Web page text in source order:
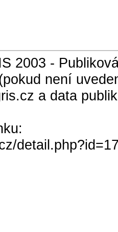
2003 -
není
a data